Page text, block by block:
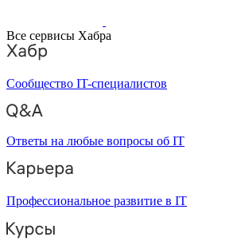
Все сервисы Хабра
Сообщество IT-специалистов
Ответы на любые вопросы об IT
Профессиональное развитие в IT